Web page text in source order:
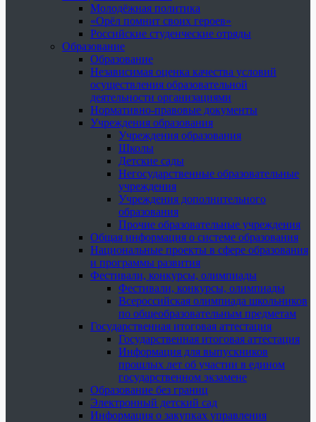
Молодёжная политика
«Орёл помнит своих героев»
Российские студенческие отряды
Образование
Образование
Независимая оценка качества условий
осуществления образовательной
деятельности организациями
Нормативно-правовые документы
Учреждения образования
Учреждения образования
Школы
Детские сады
Негосударственные образовательные
учреждения
Учреждения дополнительного
образования
Прочие образовательные учреждения
Общая информация о системе образования
Национальные проекты в сфере образования
и программы развития
Фестивали, конкурсы, олимпиады
Фестивали, конкурсы, олимпиады
Всероссийская олимпиада школьников
по общеобразовательным предметам
Государственная итоговая аттестация
Государственная итоговая аттестация
Информация для выпускников
прошлых лет об участии в едином
государственном экзамене
Образование без границ
Электронный детский сад
Информация о закупках управления